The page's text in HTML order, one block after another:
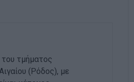
τμήματος
(Ρόδος), με